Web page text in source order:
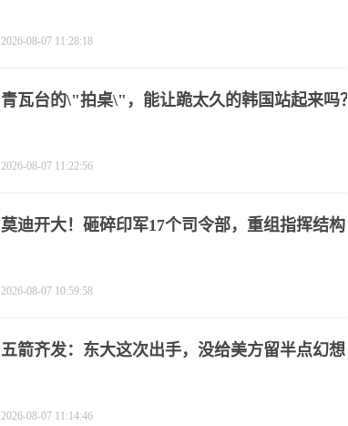
2026-08-07 11:28:18
青瓦台的\"拍桌\"，能让跪太久的韩国站起来吗？
2026-08-07 11:22:56
莫迪开大！砸碎印军17个司令部，重组指挥结构
2026-08-07 10:59:58
五箭齐发：东大这次出手，没给美方留半点幻想
2026-08-07 11:14:46